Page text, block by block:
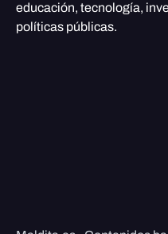
educación, tecnología,
políticas públicas.